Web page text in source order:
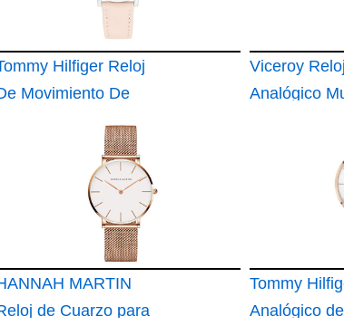
Hilfiger Reloj
Movimiento De
Cuarzo De Dos
Manecillas para
Mujer con Correa de
Cuero Rosa 1781919
Viceroy Reloj
Analógico
mm
Cuarzo
Circonitas
Dorado
Agua 3 ATM
Colección
MARTIN
de Cuarzo para
Tommy
Analógico